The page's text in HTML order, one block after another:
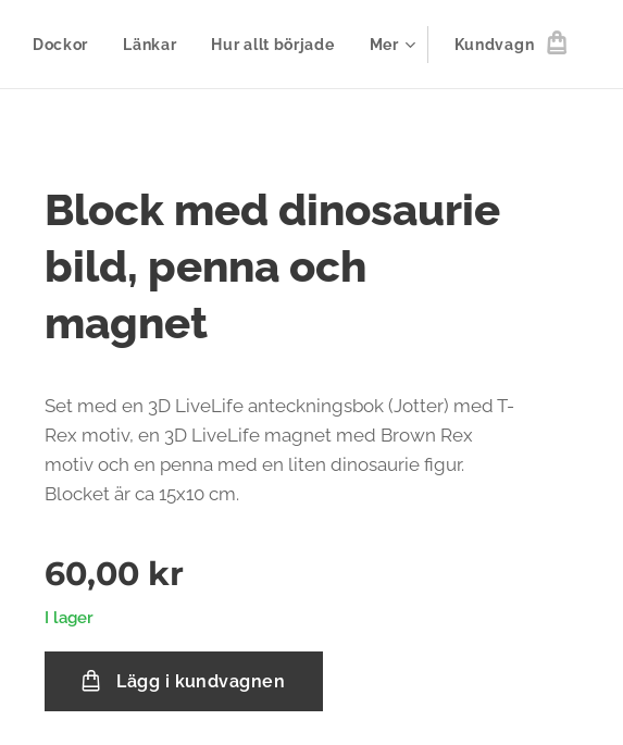
Dockor Länkar Hur allt började Mer Kundvagn
Block med dinosaurie
bild, penna och
magnet
Set med en 3D LiveLife anteckningsbok (Jotter) med T-
Rex motiv, en 3D LiveLife magnet med Brown Rex
motiv och en penna med en liten dinosaurie figur.
Blocket är ca 15x10 cm.
60,00 kr
I lager
Lägg i kundvagnen